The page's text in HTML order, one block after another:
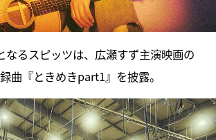
なるスピッツは、広瀬すず主演映画の
曲『ときめきpart1』を披露。